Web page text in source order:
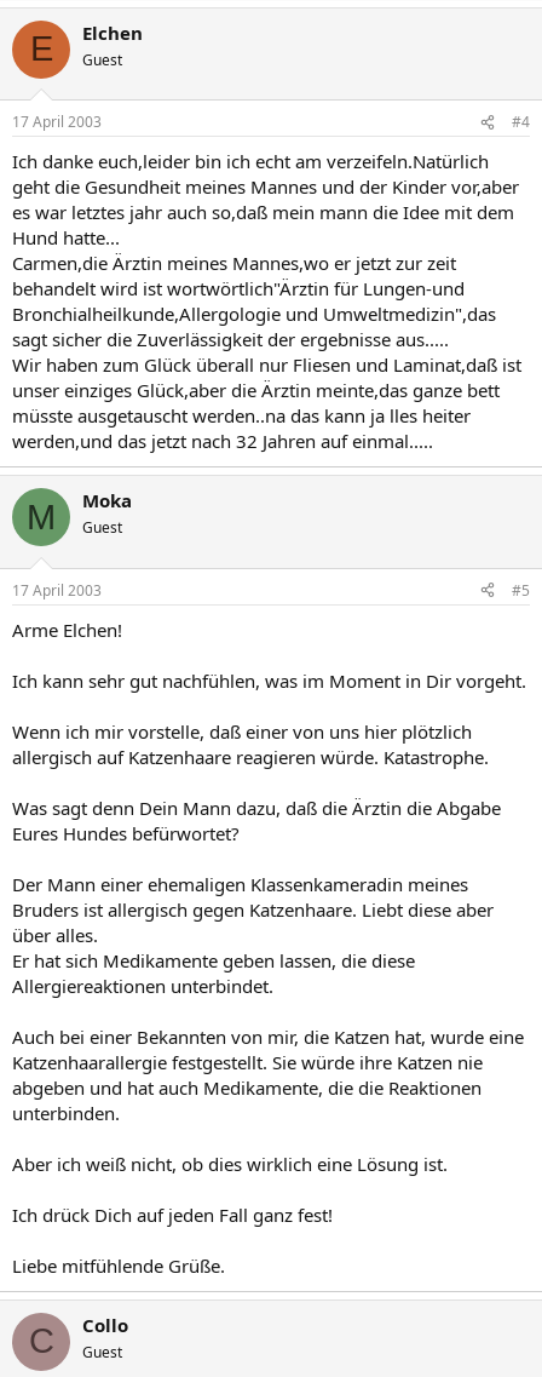
E Elchen
Guest
17 April 2003 #4
Ich danke euch,leider bin ich echt am verzeifeln.Natürlich
geht die Gesundheit meines Mannes und der Kinder vor,aber
es war letztes jahr auch so,daß mein mann die Idee mit dem
Hund hatte...
Carmen,die Ärztin meines Mannes,wo er jetzt zur zeit
behandelt wird ist wortwörtlich"Ärztin für Lungen-und
Bronchialheilkunde,Allergologie und Umweltmedizin",das
sagt sicher die Zuverlässigkeit der ergebnisse aus.....
Wir haben zum Glück überall nur Fliesen und Laminat,daß ist
unser einziges Glück,aber die Ärztin meinte,das ganze bett
müsste ausgetauscht werden..na das kann ja lles heiter
werden,und das jetzt nach 32 Jahren auf einmal.....
M Moka
Guest
17 April 2003 #5
Arme Elchen!
Ich kann sehr gut nachfühlen, was im Moment in Dir vorgeht.
Wenn ich mir vorstelle, daß einer von uns hier plötzlich
allergisch auf Katzenhaare reagieren würde. Katastrophe.
Was sagt denn Dein Mann dazu, daß die Ärztin die Abgabe
Eures Hundes befürwortet?
Der Mann einer ehemaligen Klassenkameradin meines
Bruders ist allergisch gegen Katzenhaare. Liebt diese aber
über alles.
Er hat sich Medikamente geben lassen, die diese
Allergiereaktionen unterbindet.
Auch bei einer Bekannten von mir, die Katzen hat, wurde eine
Katzenhaarallergie festgestellt. Sie würde ihre Katzen nie
abgeben und hat auch Medikamente, die die Reaktionen
unterbinden.
Aber ich weiß nicht, ob dies wirklich eine Lösung ist.
Ich drück Dich auf jeden Fall ganz fest!
Liebe mitfühlende Grüße.
C Collo
Guest